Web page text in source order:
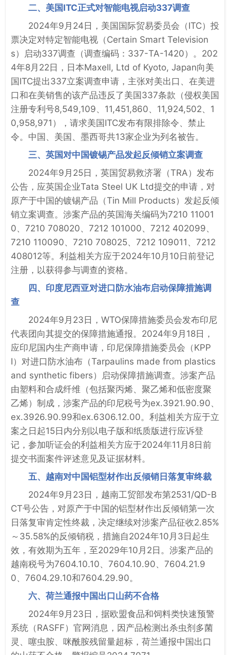
二、美国ITC正式对智能电视启动337调查
2024年9月24日，美国国际贸易委员会（ITC）投
票决定对特定智能电视（Certain Smart Television
s）启动337调查（调查编码：337-TA-1420）。202
4年8月22日，日本Maxell, Ltd of Kyoto, Japan向美
国ITC提出337立案调查申请，主张对美出口、在美进
口和在美销售的该产品违反了美国337条款（侵权美国
注册专利号8,549,109、11,451,860、11,924,502、1
0,958,971），请求美国ITC发布有限排除令、禁止
令。中国、美国、墨西哥共13家企业为列名被告。
三、英国对中国镀锡产品发起反倾销立案调查
2024年9月25日，英国贸易救济署（TRA）发布
公告，应英国企业Tata Steel UK Ltd提交的申请，对
原产于中国的镀锡产品（Tin Mill Products）发起反倾
销立案调查。涉案产品的英国海关编码为7210 11001
0、7210 708020、7212 101000、7212 402099、
7210 110090、7210 708025、7212 109011、7212
408012等。利益相关方应于2024年10月10日前登记
注册，以获得参与调查的资格。
四、印度尼西亚对进口防水油布启动保障措施调
查
2024年9月23日，WTO保障措施委员会发布印尼
代表团向其提交的保障措施通报。2024年9月18日，
应印尼国内生产商申请，印尼保障措施委员会（KPP
I）对进口防水油布（Tarpaulins made from plastics
and synthetic fibers）启动保障措施调查。涉案产品
由塑料和合成纤维（包括聚丙烯、聚乙烯和低密度聚
乙烯）制成，涉案产品的印尼税号为ex.3921.90.90、
ex.3926.90.99和ex.6306.12.00。利益相关方应于立
案之日起15日内分别以电子版和纸质版进行应诉登
记，参加听证会的利益相关方应于2024年11月8日前
提交书面案件评述意见及证据材料。
五、越南对中国铝型材作出反倾销日落复审终裁
2024年9月23日，越南工贸部发布第2531/QD-B
CT号公告，对原产于中国的铝型材作出反倾销第一次
日落复审肯定性终裁，决定继续对涉案产品征收2.85%
～35.58%的反倾销税，措施自2024年10月3日起生
效，有效期为五年，至2029年10月2日。涉案产品的
越南税号为7604.10.10、7604.10.90、7604.21.9
0、7604.29.10和7604.29.90。
六、荷兰通报中国出口山药不合格
2024年9月23日，据欧盟食品和饲料类快速预警
系统（RASFF）官网消息，因产品检测出杀虫剂多菌
灵、噻虫胺、咪酰胺残留量超标，荷兰通报中国出口